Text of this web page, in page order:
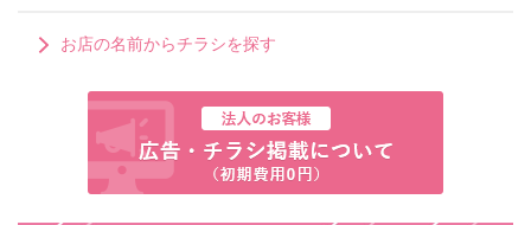
お店の名前からチラシを探す